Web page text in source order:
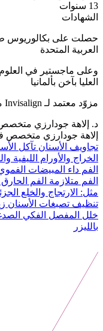
13 سنوات
الشهادات
حصلت على بكالوريوس
العربية المتحدة
وعلى ماجستير في العلوم
العليا بآخن بألمانيا
مزوّد معتمد لـ Invisalign منذ عام 2016.
د. إلاهة جودارزي
إلاهة جودارزي متخصص
تجاويف الأسنان تآكل
الخراج والأورام
الفم داء المبيضات
الفم متلازمة الفم الحارق
مثل: الارتجاج والخلع
تنظيف تصبغات الأسنان
خلل المفصل الفكي
بالليزر